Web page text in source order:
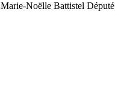
Marie-Noëlle Battistel Député